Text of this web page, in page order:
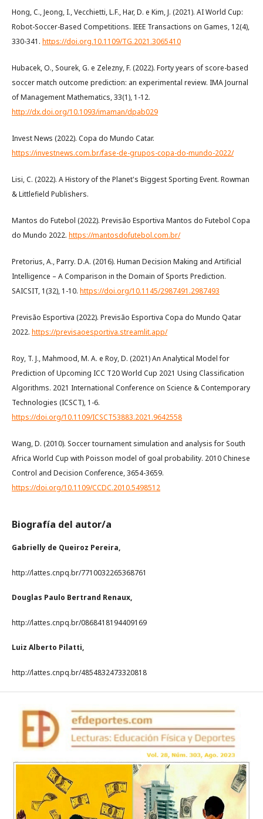
Hong, C., Jeong, I., Vecchietti, L.F., Har, D. e Kim, J. (2021). AI World Cup:
Robot-Soccer-Based Competitions. IEEE Transactions on Games, 12(4),
330-341. https://doi.org.10.1109/TG.2021.3065410
Hubacek, O., Sourek, G. e Zelezny, F. (2022). Forty years of score-based
soccer match outcome prediction: an experimental review. IMA Journal
of Management Mathematics, 33(1), 1-12.
http://dx.doi.org/10.1093/imaman/dpab029
Invest News (2022). Copa do Mundo Catar.
https://investnews.com.br/fase-de-grupos-copa-do-mundo-2022/
Lisi, C. (2022). A History of the Planet's Biggest Sporting Event. Rowman
& Littlefield Publishers.
Mantos do Futebol (2022). Previsão Esportiva Mantos do Futebol Copa
do Mundo 2022. https://mantosdofutebol.com.br/
Pretorius, A., Parry. D.A. (2016). Human Decision Making and Artificial
Intelligence – A Comparison in the Domain of Sports Prediction.
SAICSIT, 1(32), 1-10. https://doi.org/10.1145/2987491.2987493
Previsão Esportiva (2022). Previsão Esportiva Copa do Mundo Qatar
2022. https://previsaoesportiva.streamlit.app/
Roy, T. J., Mahmood, M. A. e Roy, D. (2021) An Analytical Model for
Prediction of Upcoming ICC T20 World Cup 2021 Using Classification
Algorithms. 2021 International Conference on Science & Contemporary
Technologies (ICSCT), 1-6.
https://doi.org/10.1109/ICSCT53883.2021.9642558
Wang, D. (2010). Soccer tournament simulation and analysis for South
Africa World Cup with Poisson model of goal probability. 2010 Chinese
Control and Decision Conference, 3654-3659.
https://doi.org/10.1109/CCDC.2010.5498512
Biografía del autor/a
Gabrielly de Queiroz Pereira,
http://lattes.cnpq.br/7710032265368761
Douglas Paulo Bertrand Renaux,
http://lattes.cnpq.br/0868418194409169
Luiz Alberto Pilatti,
http://lattes.cnpq.br/4854832473320818